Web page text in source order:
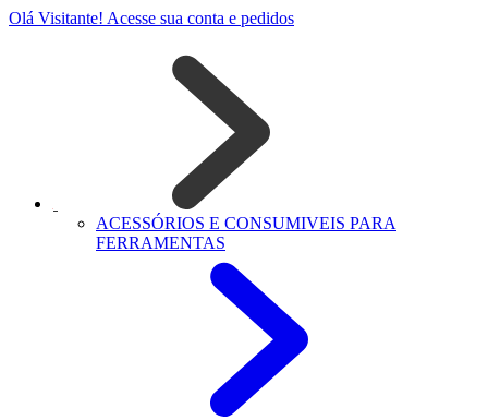
Olá Visitante! Acesse sua conta e pedidos
ACESSÓRIOS E CONSUMIVEIS PARA
FERRAMENTAS